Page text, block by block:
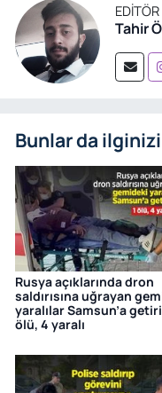
Tahir
Bunlar da
Rusya açıklarında dron
saldırısına uğrayan
yaralılar Samsun’a
ölü, 4 yaralı